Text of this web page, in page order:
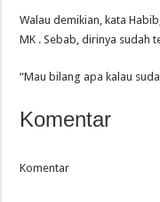
Walau demikian, kata
MK . Sebab, dirinya sudah
“Mau bilang apa kalau
Komentar
Komentar